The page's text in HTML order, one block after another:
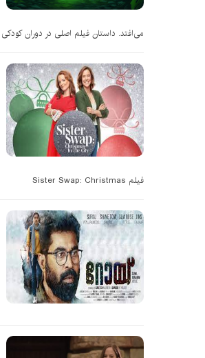
می‌افتد. داستان فیلم اصلی در دوران کودکی
فیلم Sister Swap: Christmas